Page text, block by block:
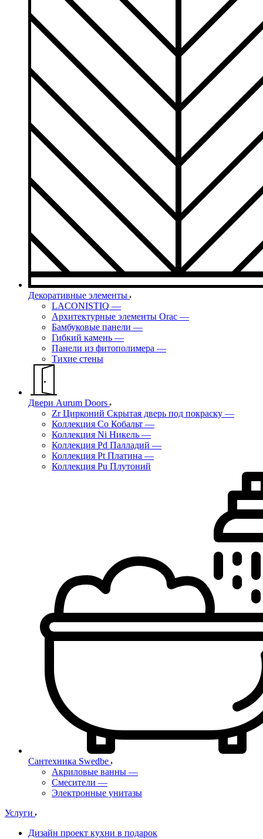
Декоративные элементы
LACONISTIQ —
Архитектурные элементы Orac —
Бамбуковые панели —
Гибкий камень —
Панели из фитополимера —
Тихие стены
Двери Aurum Doors
Zr Цирконий Скрытая дверь под покраску —
Коллекция Co Кобальт —
Коллекция Ni Никель —
Коллекция Pd Палладий —
Коллекция Pt Платина —
Коллекция Pu Плутоний
Сантехника Swedbe
Акриловые ванны —
Смесители —
Электронные унитазы
Услуги
Дизайн проект кухни в подарок